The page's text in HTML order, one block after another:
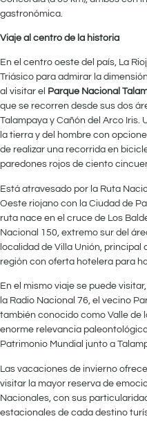
gastronómica.
Viaje al centro de la historia
En el centro oeste del país, La
Triásico para admirar la
al visitar el Parque Nacional
que se recorren desde sus dos
Talampaya y Cañón del Arco Iris.
la tierra y del hombre con
de realizar una recorrida en
paredones rojos de ciento
Está atravesado por la Ruta
Oeste riojano con la Ciudad de
ruta nace en el cruce de Los
Nacional 150, extremo sur del
localidad de Villa Unión,
región con oferta hotelera para
En el mismo viaje se puede
la Radio Nacional 76, el vecino
también conocido como Valle de
enorme relevancia
Patrimonio Mundial junto a
Las vacaciones de invierno
visitar la mayor reserva de
Nacionales, con sus
estacionales de cada destino